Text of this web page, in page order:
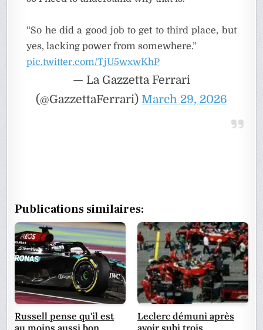
“So he did a good job to get to third place, but
yes, lacking power from somewhere.”
pic.twitter.com/TjU5wxwKhP
— La Gazzetta Ferrari
(@GazzettaFerrari) March 29, 2026
Publications similaires:
Russell pense qu'il est
au moins aussi bon
Leclerc démuni après
avoir subi trois